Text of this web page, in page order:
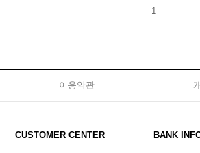
1
이용약관
CUSTOMER CENTER BANK